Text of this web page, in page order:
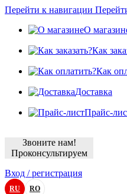
Перейти к навигации
О
Как
Как
Доставка
Прайс-
Звоните нам!
Проконсультируем
Вход / регистрация
RU RO